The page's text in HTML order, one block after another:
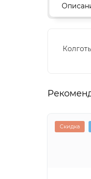
Скидка